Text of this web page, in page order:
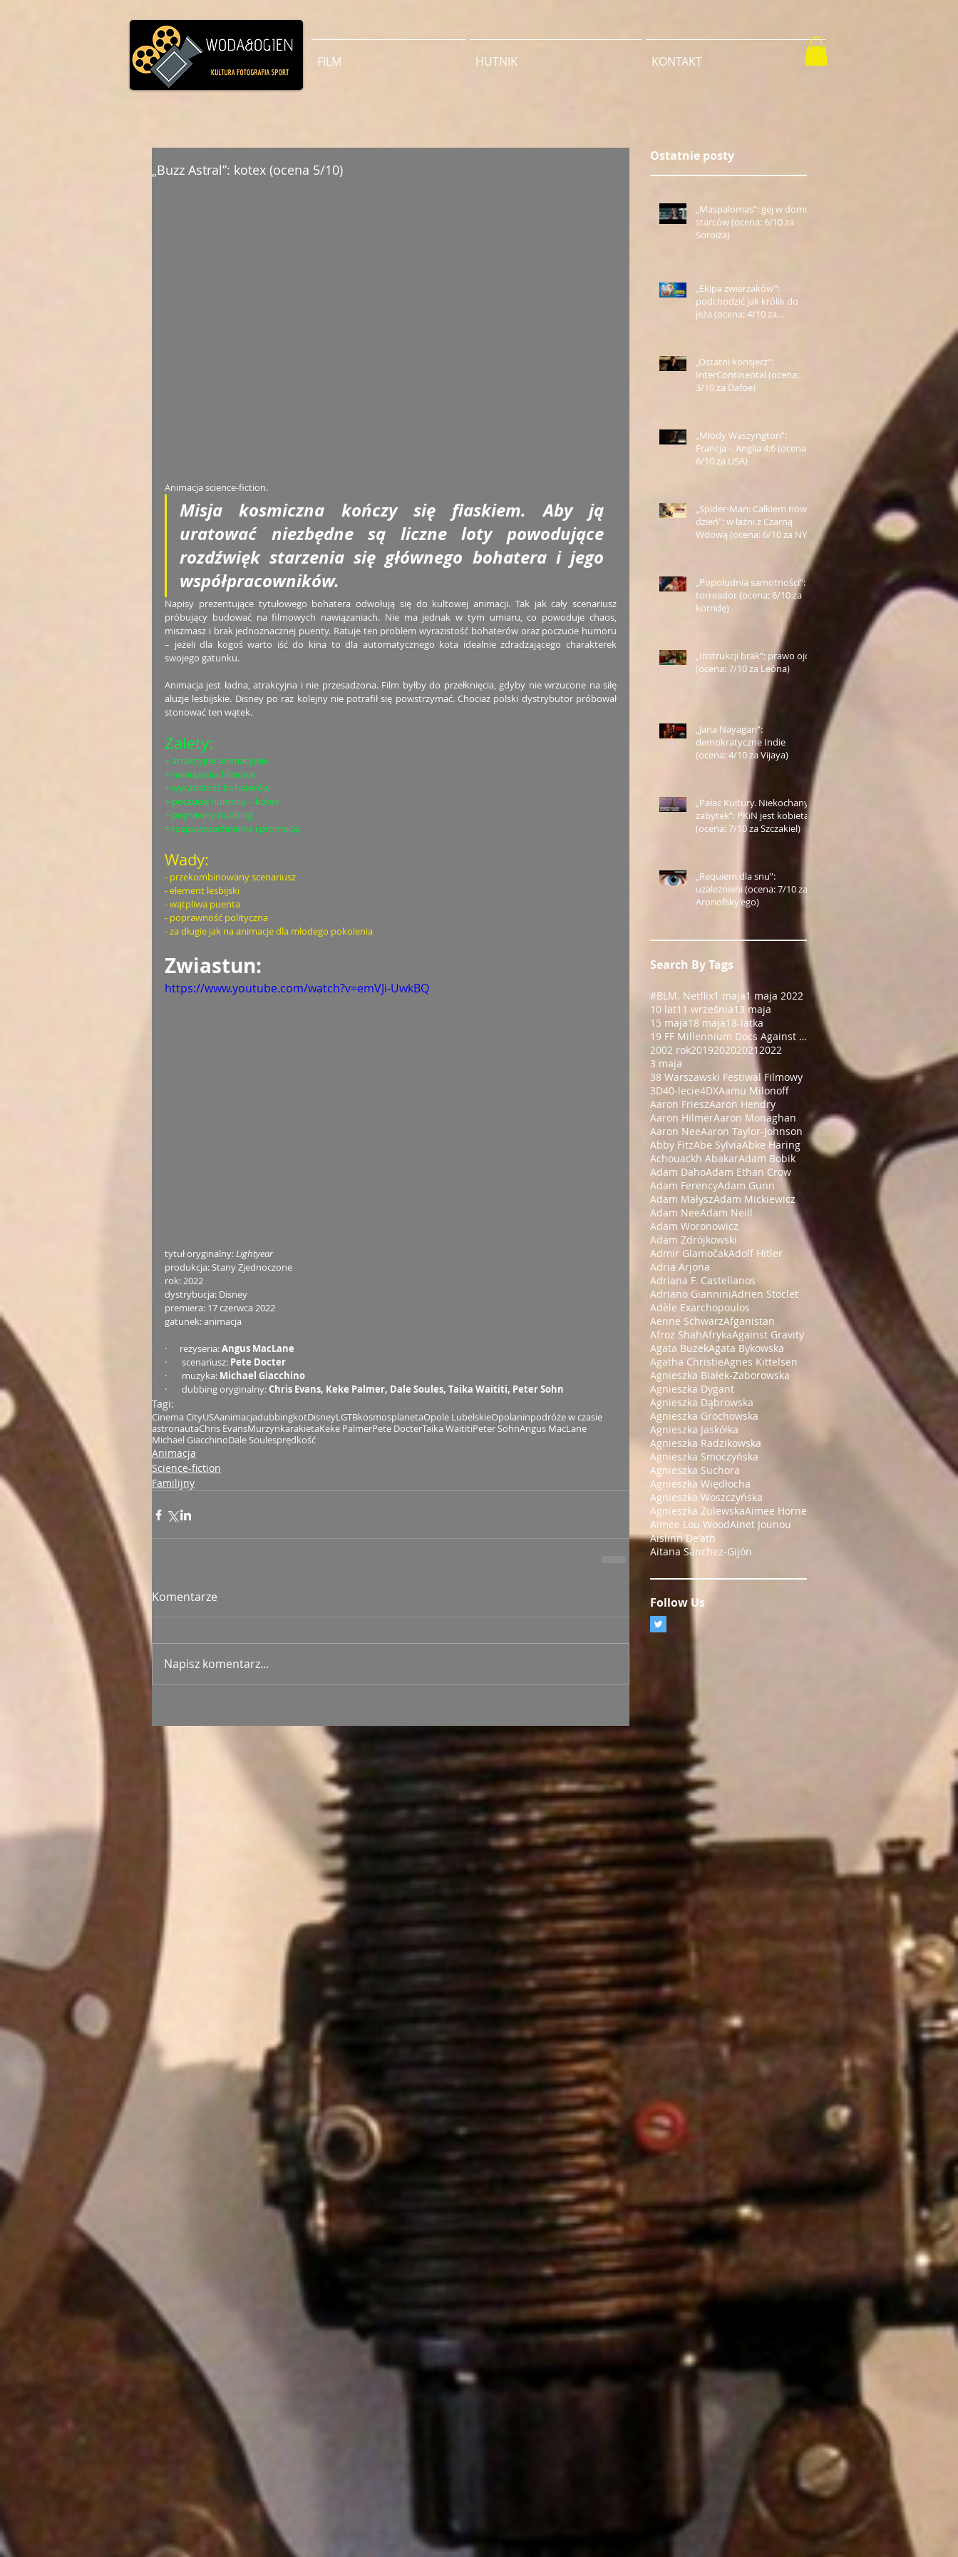
FILM HUTNIK KONTAKT
„Buzz Astral”: kotex (ocena 5/10)
Animacja science-fiction.
Misja kosmiczna kończy się fiaskiem. Aby ją
uratować niezbędne są liczne loty powodujące
rozdźwięk starzenia się głównego bohatera i jego
współpracowników.
Napisy prezentujące tytułowego bohatera odwołują się do kultowej animacji. Tak jak cały scenariusz
próbujący budować na filmowych nawiązaniach. Nie ma jednak w tym umiaru, co powoduje chaos,
miszmasz i brak jednoznacznej puenty. Ratuje ten problem wyrazistość bohaterów oraz poczucie humoru
– jeżeli dla kogoś warto iść do kina to dla automatycznego kota idealnie zdradzającego charakterek
swojego gatunku.
Animacja jest ładna, atrakcyjna i nie przesadzona. Film byłby do przełknięcia, gdyby nie wrzucone na siłę
aluzje lesbijskie. Disney po raz kolejny nie potrafił się powstrzymać. Chociaż polski dystrybutor próbował
stonować ten wątek.
Zalety:
+ atrakcyjne animacyjnie
+ nawiązania filmowe
+ wyrazistość bohaterów
+ poczucie humoru – kotex
+ poprawny dubbing
+ rozpowszechnienie i promocja
Wady:
- przekombinowany scenariusz
- element lesbijski
- wątpliwa puenta
- poprawność polityczna
- za długie jak na animacje dla młodego pokolenia
Zwiastun:
https://www.youtube.com/watch?v=emVJi-UwkBQ
tytuł oryginalny: Lightyear
produkcja: Stany Zjednoczone
rok: 2022
dystrybucja: Disney
premiera: 17 czerwca 2022
gatunek: animacja
·      reżyseria: Angus MacLane
·       scenariusz: Pete Docter
·       muzyka: Michael Giacchino
·       dubbing oryginalny: Chris Evans, Keke Palmer, Dale Soules, Taika Waititi, Peter Sohn
Tagi:
Cinema CityUSAanimacjadubbingkotDisneyLGTBkosmosplanetaOpole LubelskieOpolaninpodróże w czasie
astronautaChris EvansMurzynkarakietaKeke PalmerPete DocterTaika WaititiPeter SohnAngus MacLane
Michael GiacchinoDale Soulesprędkość
Animacja
Science-fiction
Familijny
Komentarze
Napisz komentarz...
Ostatnie posty
„Maspalomas”: gej w domu
starców (ocena: 6/10 za
Soroiza)
„Ekipa zwierzaków”:
podchodzić jak królik do
jeża (ocena: 4/10 za
„Ostatni konsjerż”:
InterContinental (ocena:
3/10 za Dafoe)
„Młody Waszyngton”:
Francja – Anglia 4:6 (ocena:
6/10 za USA)
„Spider-Man: Całkiem nowy
dzień”: w łaźni z Czarną
Wdową (ocena: 6/10 za NY)
„Popołudnia samotności”:
torreador (ocena: 6/10 za
korridę)
„Instrukcji brak”: prawo ojca
(ocena: 7/10 za Leóna)
„Jana Nayagan”:
demokratyczne Indie
(ocena: 4/10 za Vijaya)
„Pałac Kultury. Niekochany
zabytek”: PKiN jest kobietą
(ocena: 7/10 za Szczakiel)
„Requiem dla snu”:
uzależnieni (ocena: 7/10 za
Aronofsky’ego)
Search By Tags
#BLM. Netflix1 maja1 maja 2022
10 lat11 września13 maja
15 maja18 maja18-latka
19 FF Millennium Docs Against Gravity!
2002 rok2019202020212022
3 maja
38 Warszawski Festiwal Filmowy
3D40-lecie4DXAamu Milonoff
Aaron FrieszAaron Hendry
Aaron HilmerAaron Monaghan
Aaron NeeAaron Taylor-Johnson
Abby FitzAbe SylviaAbke Haring
Achouackh AbakarAdam Bobik
Adam DahoAdam Ethan Crow
Adam FerencyAdam Gunn
Adam MałyszAdam Mickiewicz
Adam NeeAdam Neill
Adam Woronowicz
Adam Zdrójkowski
Admir GlamočakAdolf Hitler
Adria Arjona
Adriana F. Castellanos
Adriano GianniniAdrien Stoclet
Adèle Exarchopoulos
Aenne SchwarzAfganistan
Afroz ShahAfrykaAgainst Gravity
Agata BuzekAgata Bykowska
Agatha ChristieAgnes Kittelsen
Agnieszka Białek-Zaborowska
Agnieszka Dygant
Agnieszka Dąbrowska
Agnieszka Grochowska
Agnieszka Jaskółka
Agnieszka Radzikowska
Agnieszka Smoczyńska
Agnieszka Suchora
Agnieszka Więdłocha
Agnieszka Woszczyńska
Agnieszka ŻulewskaAimee Horne
Aimee Lou WoodAinet Jounou
Aislinn De'ath
Aitana Sánchez-Gijón
Follow Us